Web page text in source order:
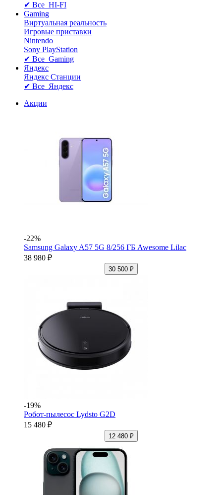
✔ Все HI-FI
Gaming
Виртуальная реальность
Игровые приставки
Nintendo
Sony PlayStation
✔ Все Gaming
Яндекс
Яндекс Станции
✔ Все Яндекс
Акции
-22%
Samsung Galaxy A57 5G 8/256 ГБ Awesome Lilac
38 980 ₽
30 500 ₽
-19%
Робот-пылесос Lydsto G2D
15 480 ₽
12 480 ₽